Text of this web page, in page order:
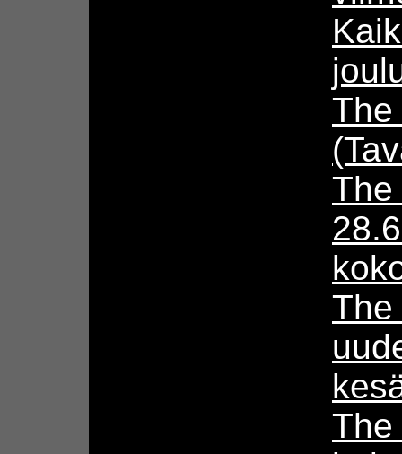
The
The
The
The